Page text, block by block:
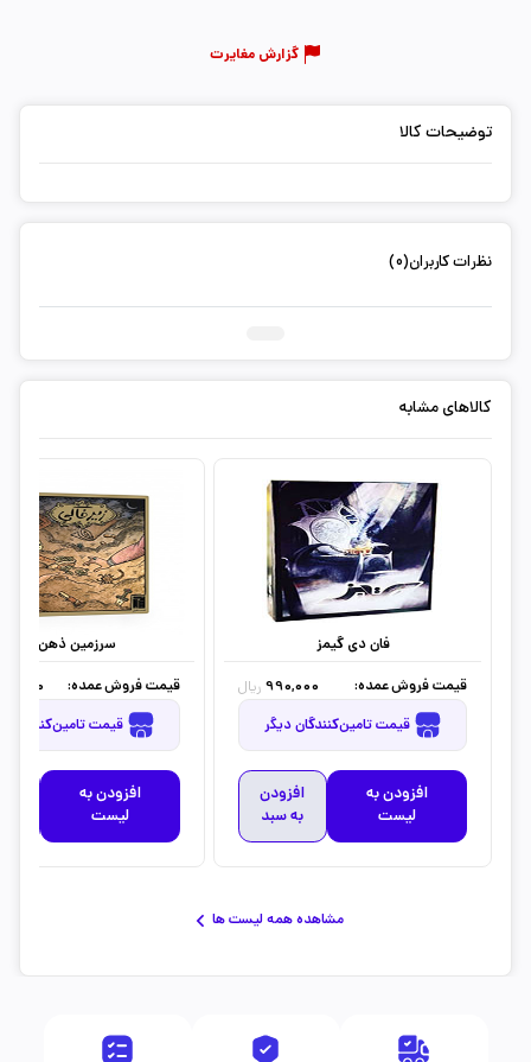
گزارش مغایرت
توضیحات کالا
نظرات کاربران(0)
کالاهای مشابه
فان دی گیمز
قیمت فروش عمده:
990,000 ریال
قیمت تامین‌کنندگان دیگر
افزودن به
لیست
افزودن
به سبد
سرزمین ذهن زیبا
قیمت فروش عمده:
قیمت تامین‌کنندگان دیگر
افزودن به
لیست
مشاهده همه لیست ها